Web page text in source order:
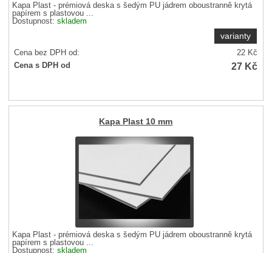
Kapa Plast - prémiová deska s šedým PU jádrem oboustranně krytá
papírem s plastovou ...
Dostupnost:skladem
varianty
Cena bez DPH od: 22 Kč
Cena s DPH od
27 Kč
Kapa Plast 10 mm
Kapa Plast - prémiová deska s šedým PU jádrem oboustranně krytá
papírem s plastovou ...
Dostupnost:skladem